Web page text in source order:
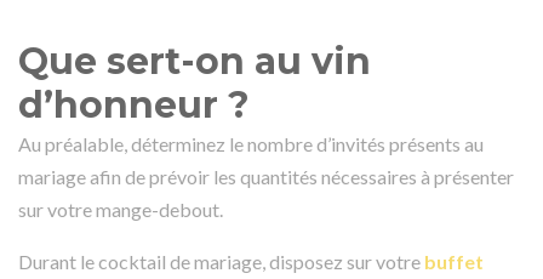
Que sert-on au vin
d’honneur ?
Au préalable, déterminez le nombre d’invités présents au
mariage afin de prévoir les quantités nécessaires à présenter
sur votre mange-debout.
Durant le cocktail de mariage, disposez sur votre buffet